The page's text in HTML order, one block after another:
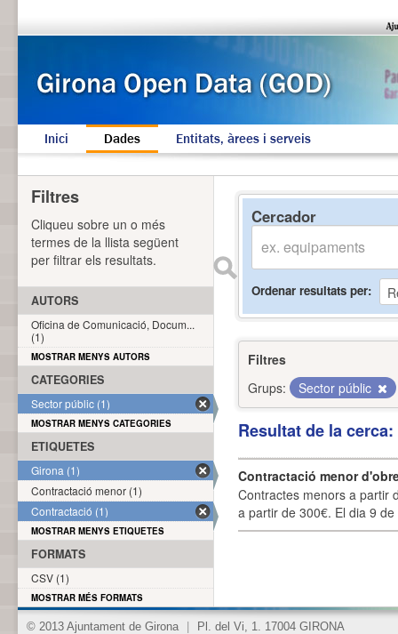
Inici Dades Entitats, àrees i serveis
Cercador
Ordenar resultats per
Filtres
Grups:
Sector públic
Resultat de la
Contractació menor
Contractes menors a partir
a partir de 300€. El dia 9
Filtres
Cliqueu sobre un o més
termes de la llista següent
per filtrar els resultats.
AUTORS
Oficina de Comunicació, Docum...
(1)
MOSTRAR MENYS AUTORS
CATEGORIES
Sector públic (1)
MOSTRAR MENYS CATEGORIES
ETIQUETES
Girona (1)
Contractació menor (1)
Contractació (1)
MOSTRAR MENYS ETIQUETES
FORMATS
CSV (1)
MOSTRAR MÉS FORMATS
© 2013 Ajuntament de Girona Pl. del Vi, 1. 17004 GIRONA